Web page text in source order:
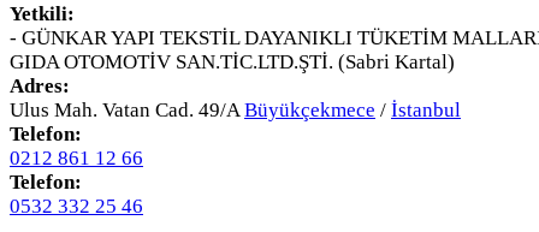
Yetkili:
- GÜNKAR YAPI TEKSTİL DAYANIKLI TÜKETİM
GIDA OTOMOTİV SAN.TİC.LTD.ŞTİ. (Sabri Kartal)
Adres:
Ulus Mah. Vatan Cad. 49/A Büyükçekmece / İstanbul
Telefon:
0212 861 12 66
Telefon:
0532 332 25 46